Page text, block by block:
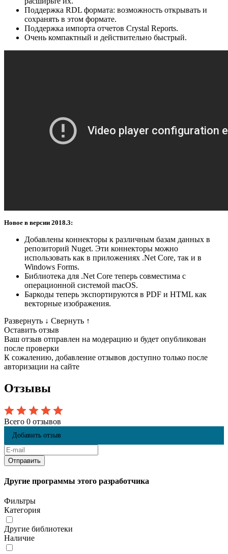
Поддержка RDL формата: возможность открывать и
сохранять в этом формате.
Поддержка импорта отчетов Crystal Reports.
Очень компактный и действительно быстрый.
Новое в версии 2018.3:
Добавлены коннекторы к различным базам данных в
репозиторий Nuget. Эти коннекторы можно
использовать как в приложениях .Net Core, так и в
Windows Forms.
Библиотека для .Net Core теперь совместима с
операционной системой macOS.
Баркоды теперь экспортируются в PDF и HTML как
векторные изображения.
Развернуть ↓ Свернуть ↑
Оставить отзыв
Ваш отзыв отправлен на модерацию и будет опубликован
после проверки
К сожалению, добавление отзывов доступно только после
авторизации на сайте
Отзывы
Всего 0 отзывов
Добавить отзыв
Другие программы этого разработчика
Фильтры
Категория
Другие библиотеки
Наличие